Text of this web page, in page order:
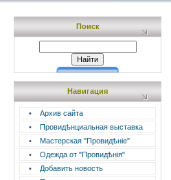
Поиск
Навигация
•
Архив сайта
•
Провидѣнциальная выставка
•
Мастерская "Провидѣніе"
•
Одежда от "Провидѣнія"
•
Добавить новость